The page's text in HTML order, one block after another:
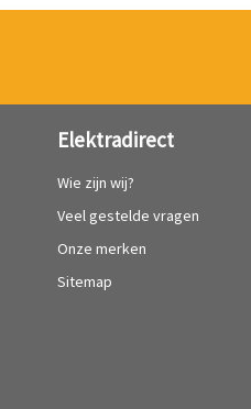
Elektradirect
Wie zijn wij?
Veel gestelde vragen
Onze merken
Sitemap